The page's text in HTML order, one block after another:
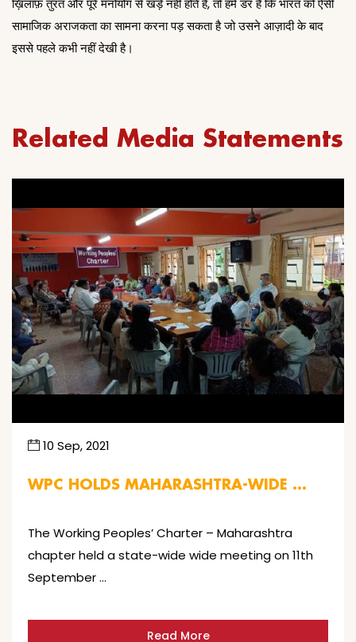
ख़िलाफ़ तुरंत और पूरे मनोयोग से खड़े नहीं होते हैं, तो हमें डर है कि भारत को ऐसी
सामाजिक अराजकता का सामना करना पड़ सकता है जो उसने आज़ादी के बाद
इससे पहले कभी नहीं देखी है।
Related Media Statements
10 Sep, 2021
WPC HOLDS MAHARASHTRA-WIDE …
The Working Peoples’ Charter – Maharashtra
chapter held a state-wide wide meeting on 11th
September …
Read More